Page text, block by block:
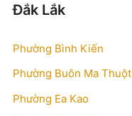
Đắk Lắk
Phường Bình Kiến
Phường Buôn Ma Thuột
Phường Ea Kao